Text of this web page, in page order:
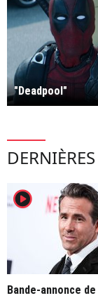
"Deadpool"
player2
Bande-annonce de